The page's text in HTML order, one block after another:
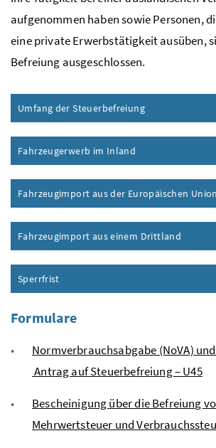
aufgenommen haben sowie Personen,
eine private Erwerbstätigkeit ausüben,
Befreiung ausgeschlossen.
Umfang der Steuerbefreiung
Fahrzeugerwerb im Inland
Fahrzeugimport aus der Europäischen Union
Fahrzeugimport aus einem Drittland
Sperrfrist
Formulare
Normverbrauchsabgabe (NoVA)
Antrag auf Steuerbefreiung – U45
Bescheinigung über die Befreiung
Mehrwertsteuer und